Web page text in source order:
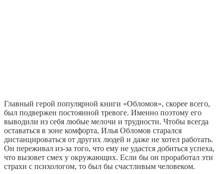
Главный герой популярной книги «Обломов», скорее всего,
был подвержен постоянной тревоге. Именно поэтому его
выводили из себя любые мелочи и трудности. Чтобы всегда
оставаться в зоне комфорта, Илья Обломов старался
дистанцироваться от других людей и даже не хотел работать.
Он переживал из-за того, что ему не удастся добиться успеха,
что вызовет смех у окружающих. Если бы он проработал эти
страхи с психологом, то был бы счастливым человеком.